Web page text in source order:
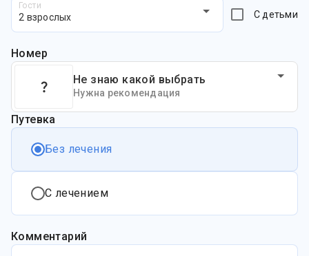
Гости
2 взрослых С детьми
Номер
Не знаю какой выбрать
Нужна рекомендация
Путевка
Без лечения
С лечением
Комментарий